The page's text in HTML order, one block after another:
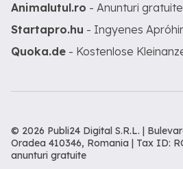
Animalutul.ro - Anunturi
Startapro.hu - Ingyenes
Quoka.de - Kostenlose
© 2026 Publi24 Digital S.R.L. |
Oradea 410346, Romania | Tax ID:
anunturi gratuite